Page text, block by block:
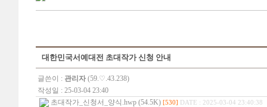
대한민국서예대전 초대작가 신청 안내
글쓴이 : 관리자 (59.♡.43.238)
작성일 : 25-03-04 23:40
초대작가_신청서_양식.hwp (54.5K) [530] DATE : 2025-03-04 23:40:38